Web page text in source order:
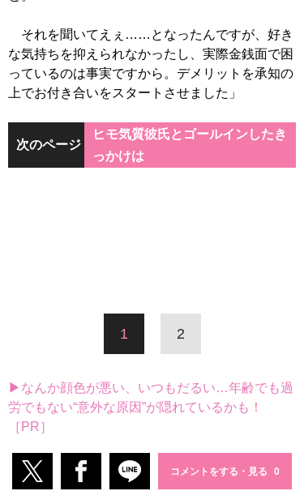
それを聞いてえぇ……となったんですが、好き
な気持ちを抑えられなかったし、実際金銭面で困
っているのは事実ですから。デメリットを承知の
上でお付き合いをスタートさせました」
次のページ
ヒモ気質彼氏とゴールインしたき
っかけは
1 2
▶なんか顔色が悪い、いつもだるい…年齢でも過
労でもない“意外な原因”が隠れているかも！
［PR］
コメントをする・見る